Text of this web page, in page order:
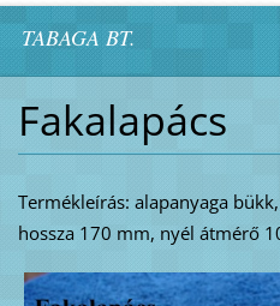
TABAGA BT.
Fakalapács
Termékleírás: alapanyaga
hossza 170 mm, nyél átmérő